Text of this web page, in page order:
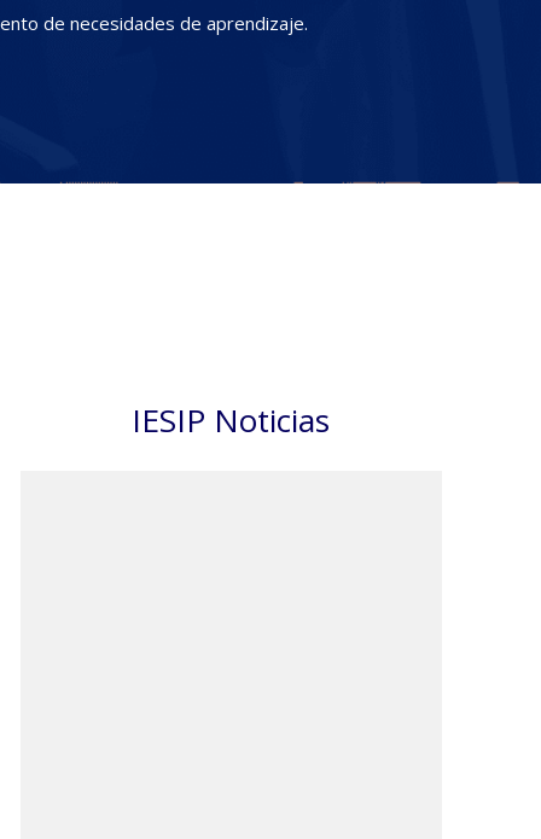
de necesidades de aprendizaje.
IESIP Noticias